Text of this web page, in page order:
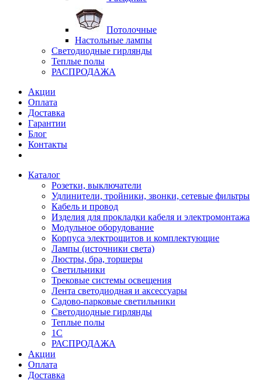
Потолочные
Настольные лампы
Светодиодные гирлянды
Теплые полы
РАСПРОДАЖА
Акции
Оплата
Доставка
Гарантии
Блог
Контакты
Каталог
Розетки, выключатели
Удлинители, тройники, звонки, сетевые фильтры
Кабель и провод
Изделия для прокладки кабеля и электромонтажа
Модульное оборудование
Корпуса электрощитов и комплектующие
Лампы (источники света)
Люстры, бра, торшеры
Светильники
Трековые системы освещения
Лента светодиодная и аксессуары
Садово-парковые светильники
Светодиодные гирлянды
Теплые полы
1С
РАСПРОДАЖА
Акции
Оплата
Доставка